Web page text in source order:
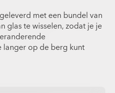
met een bundel van
glas te wisselen, zodat je je
langer op de berg kunt